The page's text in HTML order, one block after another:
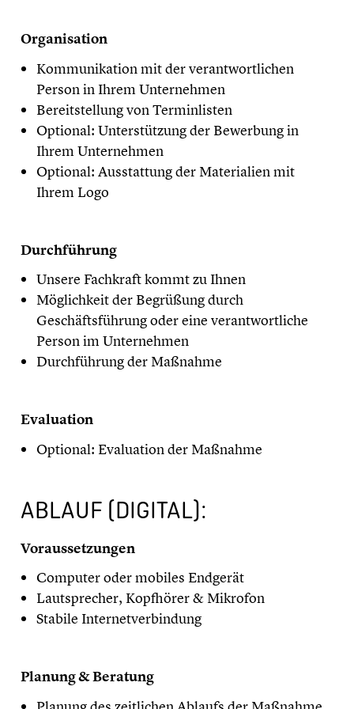
Organisation
Kommunikation mit der verantwortlichen
Person in Ihrem Unternehmen
Bereitstellung von Terminlisten
Optional: Unterstützung der Bewerbung in
Ihrem Unternehmen
Optional: Ausstattung der Materialien mit
Ihrem Logo
Durchführung
Unsere Fachkraft kommt zu Ihnen
Möglichkeit der Begrüßung durch
Geschäftsführung oder eine verantwortliche
Person im Unternehmen
Durchführung der Maßnahme
Evaluation
Optional: Evaluation der Maßnahme
ABLAUF (DIGITAL):
Voraussetzungen
Computer oder mobiles Endgerät
Lautsprecher, Kopfhörer & Mikrofon
Stabile Internetverbindung
Planung & Beratung